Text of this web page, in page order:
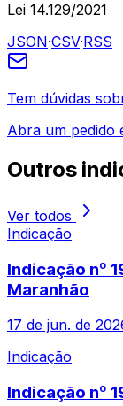
Lei 14.129/2021
JSON·CSV·RSS
Tem dúvidas
Abra um pedido
Outros
Ver todos
Indicação
Indicação nº
Maranhão
17 de jun. de
Indicação
Indicação nº